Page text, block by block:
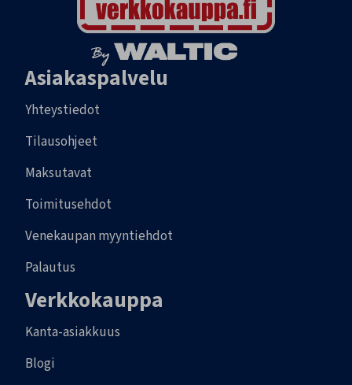
Asiakaspalvelu
Yhteystiedot
Tilausohjeet
Maksutavat
Toimitusehdot
Venekaupan myyntiehdot
Palautus
Verkkokauppa
Kanta-asiakkuus
Blogi